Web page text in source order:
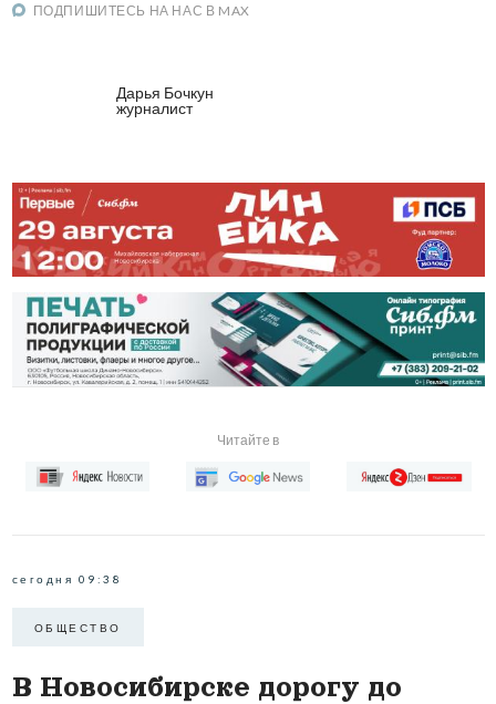
ПОДПИШИТЕСЬ НА НАС В MAX
Дарья Бочкун
журналист
Читайте в
сегодня 09:38
ОБЩЕСТВО
В Новосибирске дорогу до